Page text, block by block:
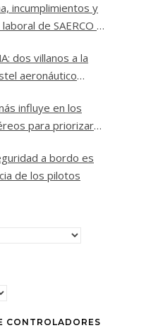
incumplimientos y
de SAERCO a
dos villanos a la
aeronáutico
influye en los
para priorizar
a bordo es
de los pilotos
CONTROLADORES